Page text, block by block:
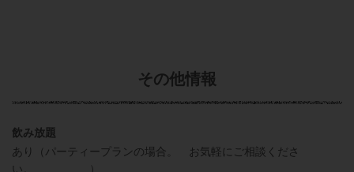
その他情報
飲み放題
あり（パーティープランの場合。 お気軽にご相談くださ
い。 ）